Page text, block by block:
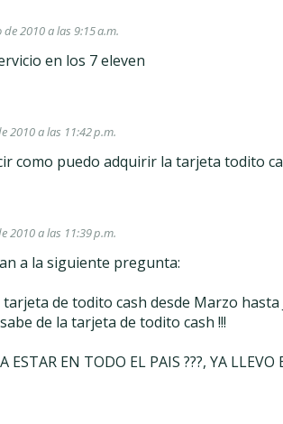
2010 a las 9:15 a.m.
en los 7 eleven
2010 a las 11:42 p.m.
como puedo adquirir la tarjeta todito
2010 a las 11:39 p.m.
a la siguiente pregunta:
de todito cash desde Marzo
de la tarjeta de todito cash !!!
ESTAR EN TODO EL PAIS ???, YA